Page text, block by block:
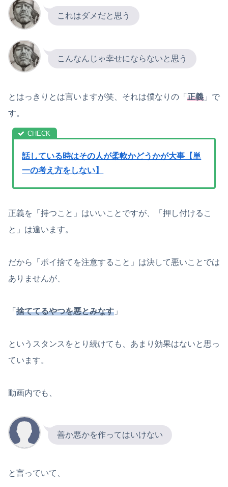
これはダメだと思う
こんなんじゃ幸せにならないと思う
とはっきりとは言いますが笑、それは僕なりの「 正義 」で
す。
話している時はその人が柔軟かどうかが大事【単
一の考え方をしない】
正義を「持つこと」はいいことですが、「押し付けるこ
と」は違います。
だから「ポイ捨てを注意すること」は決して悪いことでは
ありませんが、
「 捨ててるやつを悪とみなす 」
というスタンスをとり続けても、あまり効果はないと思っ
ています。
動画内でも、
善か悪かを作ってはいけない
と言っていて、